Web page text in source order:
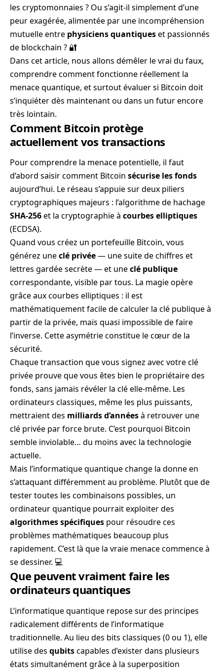
les cryptomonnaies ? Ou s’agit-il simplement d’une
peur exagérée, alimentée par une incompréhension
mutuelle entre physiciens quantiqueset passionnés
de blockchain ? 🔐
Dans cet article, nous allons démêler le vrai du faux,
comprendre comment fonctionne réellement la
menace quantique, et surtout évaluer si Bitcoin doit
s’inquiéter dès maintenant ou dans un futur encore
très lointain.
Comment Bitcoin protège
actuellement vos transactions
Pour comprendre la menace potentielle, il faut
d’abord saisir comment Bitcoin sécurise les fonds
aujourd’hui. Le réseau s’appuie sur deux piliers
cryptographiques majeurs : l’algorithme de hachage
SHA-256et la cryptographie à courbes elliptiques
(ECDSA).
Quand vous créez un portefeuille Bitcoin, vous
générez uneclé privée— une suite de chiffres et
lettres gardée secrète — et uneclé publique
correspondante, visible par tous. La magie opère
grâce aux courbes elliptiques : il est
mathématiquement facile de calculer la clé publique à
partir de la privée, mais quasi impossible de faire
l’inverse. Cette asymétrie constitue le cœur de la
sécurité.
Chaque transaction que vous signez avec votre clé
privée prouve que vous êtes bien le propriétaire des
fonds, sans jamais révéler la clé elle-même. Les
ordinateurs classiques, même les plus puissants,
mettraient des milliards d’annéesà retrouver une
clé privée par force brute. C’est pourquoi Bitcoin
semble inviolable… du moins avec la technologie
actuelle.
Mais l’informatique quantique change la donne en
s’attaquant différemment au problème. Plutôt que de
tester toutes les combinaisons possibles, un
ordinateur quantique pourrait exploiter des
algorithmes spécifiques pour résoudre ces
problèmes mathématiques beaucoup plus
rapidement. C’est là que la vraie menace commence à
se dessiner. 💻
Que peuvent vraiment faire les
ordinateurs quantiques
L’informatique quantique repose sur des principes
radicalement différents de l’informatique
traditionnelle. Au lieu des bits classiques (0 ou 1), elle
utilise des qubitscapables d’exister dans plusieurs
états simultanément grâce à la superposition